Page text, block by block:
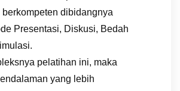
berkompeten dibidangnya
Presentasi, Diskusi, Bedah
pelatihan ini, maka
yang lebih